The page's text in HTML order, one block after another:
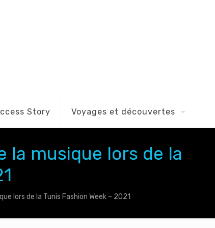
Story Voyages et découvertes
la musique lors de la
lors de la Tunis Fashion Week – 2021